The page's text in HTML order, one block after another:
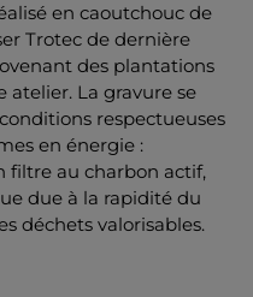
en caoutchouc de
Trotec de dernière
des plantations
atelier. La gravure se
respectueuses
en énergie :
filtre au charbon actif,
due à la rapidité du
déchets valorisables.